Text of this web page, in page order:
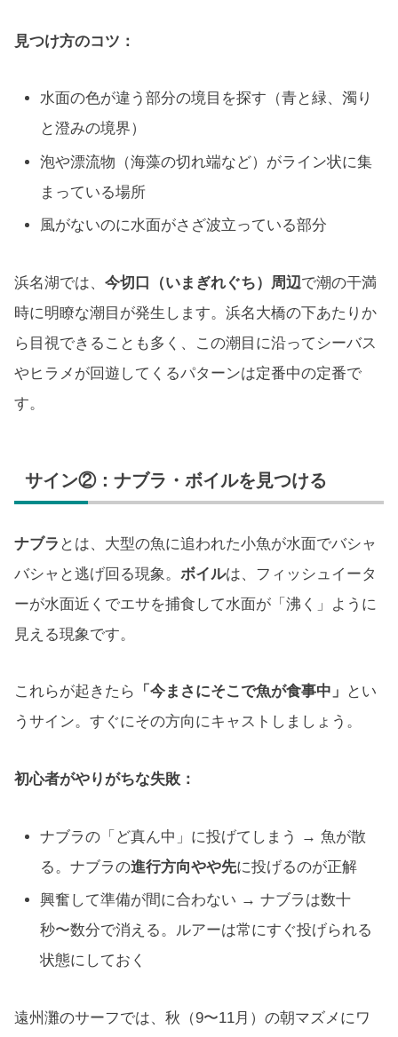
見つけ方のコツ：
水面の色が違う部分の境目を探す（青と緑、濁り
と澄みの境界）
泡や漂流物（海藻の切れ端など）がライン状に集
まっている場所
風がないのに水面がさざ波立っている部分
浜名湖では、 今切口（いまぎれぐち）周辺で潮の干満
時に明瞭な潮目が発生します。浜名大橋の下あたりか
ら目視できることも多く、この潮目に沿ってシーバス
やヒラメが回遊してくるパターンは定番中の定番で
す。
サイン②：ナブラ・ボイルを見つける
ナブラ とは、大型の魚に追われた小魚が水面でバシャ
バシャと逃げ回る現象。 ボイルは、フィッシュイータ
ーが水面近くでエサを捕食して水面が「沸く」ように
見える現象です。
これらが起きたら 「今まさにそこで魚が食事中」
とい
うサイン。すぐにその方向にキャストしましょう。
初心者がやりがちな失敗：
ナブラの「ど真ん中」に投げてしまう → 魚が散
る。ナブラの進行方向やや先に投げるのが正解
興奮して準備が間に合わない → ナブラは数十
秒〜数分で消える。ルアーは常にすぐ投げられる
状態にしておく
遠州灘のサーフでは、秋（9〜11月）の朝マズメにワ